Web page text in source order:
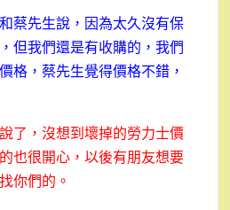
蔡先生說，因為太久沒有保
但我們還是有收購的，我們
格，蔡先生覺得價格不錯，
了，沒想到壞掉的勞力士價
也很開心，以後有朋友想要
你們的。